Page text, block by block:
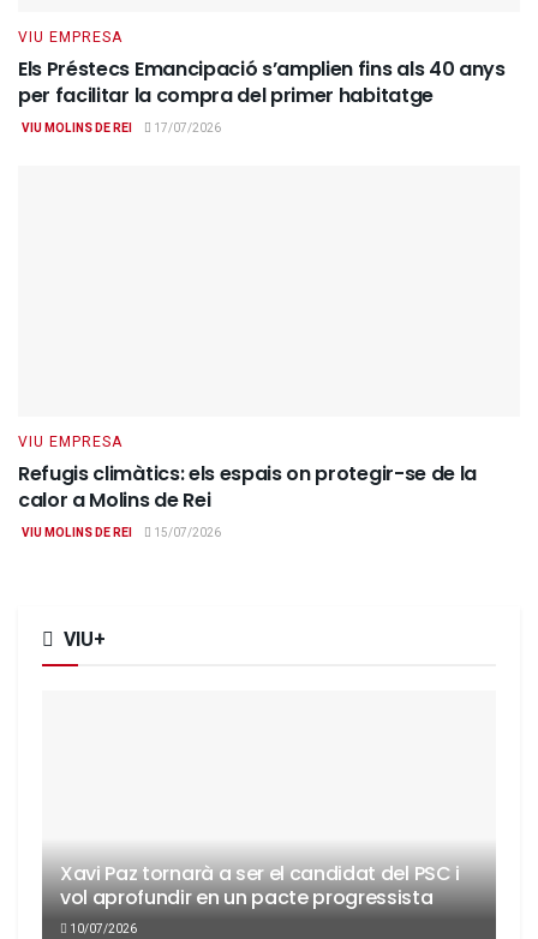
VIU EMPRESA
Els Préstecs Emancipació s’amplien fins als 40 anys
per facilitar la compra del primer habitatge
VIU MOLINS DE REI 17/07/2026
VIU EMPRESA
Refugis climàtics: els espais on protegir-se de la
calor a Molins de Rei
VIU MOLINS DE REI 15/07/2026
VIU+
Xavi Paz tornarà a ser el candidat del PSC i
vol aprofundir en un pacte progressista
10/07/2026